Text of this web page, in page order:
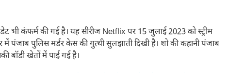
भी कंफर्म की गई है। यह सीरीज Netflix पर 15 जुलाई 2023 को स्ट्रीम
में पंजाब पुलिस मर्डर केस की गुत्थी सुलझाती दिखी है। शो की कहानी पंजाब
बॉडी खेतों में पाई गई है।